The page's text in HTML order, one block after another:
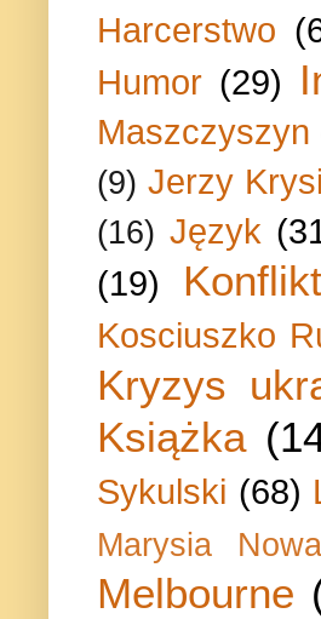
Harcerstwo
Humor (29)
Maszczyszyn
(9) Jerzy
(16) Język
(19)
Kosciuszko
Kryzys
Książka
Sykulski (68)
Marysia
Melbourne